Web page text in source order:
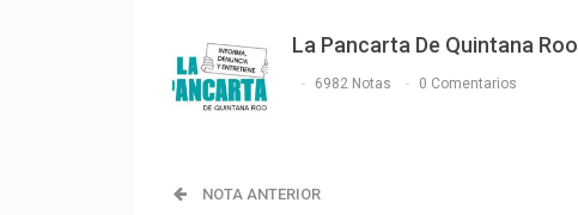
La Pancarta De Quintana Roo
6982 Notas 0 Comentarios
NOTA ANTERIOR